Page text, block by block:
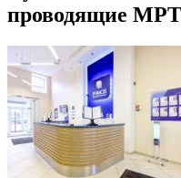
проводящие МРТ